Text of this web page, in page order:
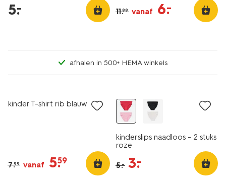
5.
– 11.99 vanaf 6.
–
afhalen in 500+ HEMA winkels
kinder T-shirt rib blauw
7.99 vanaf 5.
59
2 stuks
kinderslips naadloos - 2 stuks
roze
5.– 3.
–